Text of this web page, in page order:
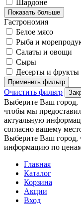
Шардоне
Показать больше
Гастрономия
Белое мясо
Рыба и
Салаты и овощи
Сыры
Десерты и фрукты
Применить фильтр
Очистить фильтр
Выберите Ваш город,
чтобы мы
актуальную
согласно вашему
Выберите Ваш город,
информацию по
Главная
Каталог
Корзина
Акции
Вход